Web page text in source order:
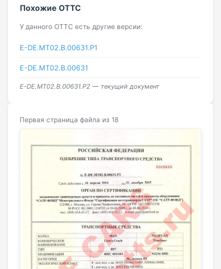
Похожие ОТТС
У данного ОТТС есть другие версии:
E-DE.MT02.В.00631.Р1
E-DE.МТ02.B.00631
E-DE.MT02.В.00631.Р2 — текущий документ
Первая страница файла из 18